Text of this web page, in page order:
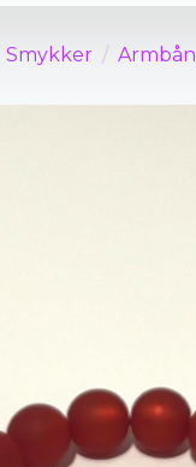
Smykker